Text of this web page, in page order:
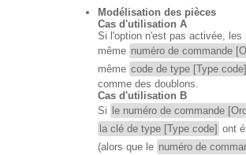
Modélisation des pièces
Cas d'utilisation A
Si l'option n'est pas activée, les
même numéro de commande
même code de type [Type code]
comme des doublons.
Cas d'utilisation B
Si
le numéro de commande
la clé de type [Type code] ont
(alors que le numéro de